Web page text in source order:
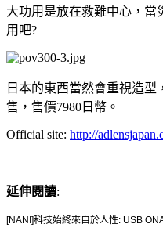
大功用是放在救難中心，當
用吧?
日本的東西當然會重視造型
售，售價7980日幣。
Official site: http://
延伸閱讀:
[NANI]科技始終來自於人性: USB